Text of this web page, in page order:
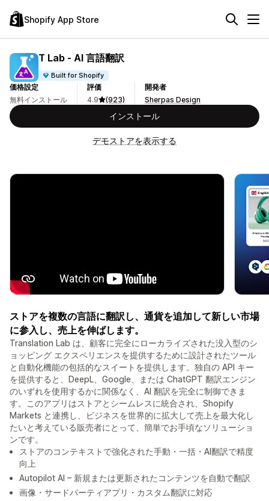
Shopify App Store
T Lab ‑ AI 言語翻訳
Built for Shopify
価格設定
無料インストール
評価
4.9
(923)
開発者
Sherpas Design
インストール
デモストアを表示する
ストアを複数の言語に翻訳し、通貨を追加して新しい市場
に参入し、売上を伸ばします。
Translation Lab は、顧客に完全にローカライズされた没入型のシ
ョッピング エクスペリエンスを提供するために設計されたツール
と自動化機能の包括的なスイートを提供します。独自の API キー
を提供すると、DeepL、Google、または ChatGPT 翻訳エンジン
のいずれを使用するかに関係なく、AI 翻訳を完全に制御できま
す。このアプリはストアとシームレスに統合され、Shopify
Markets と連携し、ビジネスを世界的に拡大して売上を最大化し
たいと考えている販売者にとって、簡単でお手頃なソリューショ
ンです。
ストアのコンテキストで強化された手動・一括・AI翻訳で精度
向上
Autopilot AI – 新規または更新されたコンテンツを自動で翻訳
画像・サードパーティアプリ・カスタム翻訳に対応